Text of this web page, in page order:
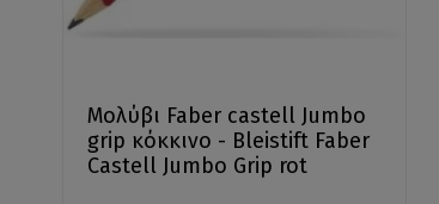
Μολύβι Faber castell Jumbo
grip κόκκινο - Bleistift Faber
Castell Jumbo Grip rot